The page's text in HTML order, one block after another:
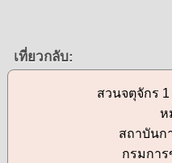
เที่ยวกลับ:
สวนจตุจักร
ห
สถาบันก
กรมกา